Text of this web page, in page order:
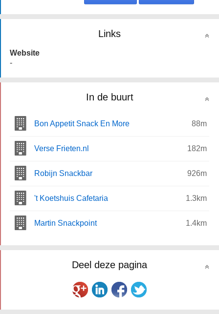
Links
Website
-
In de buurt
Bon Appetit Snack En More 88m
Verse Frieten.nl 182m
Robijn Snackbar 926m
't Koetshuis Cafetaria 1.3km
Martin Snackpoint 1.4km
Deel deze pagina